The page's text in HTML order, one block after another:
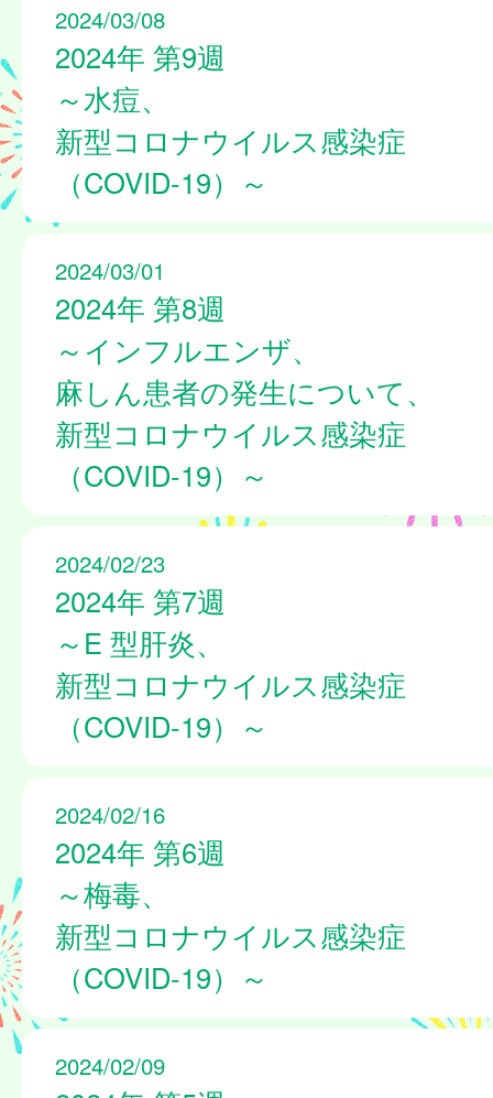
2024/03/08
2024年 第9週
～水痘、
新型コロナウイルス感染症
（COVID-19）～
2024/03/01
2024年 第8週
～インフルエンザ、
麻しん患者の発生について、
新型コロナウイルス感染症
（COVID-19）～
2024/02/23
2024年 第7週
～E 型肝炎、
新型コロナウイルス感染症
（COVID-19）～
2024/02/16
2024年 第6週
～梅毒、
新型コロナウイルス感染症
（COVID-19）～
2024/02/09